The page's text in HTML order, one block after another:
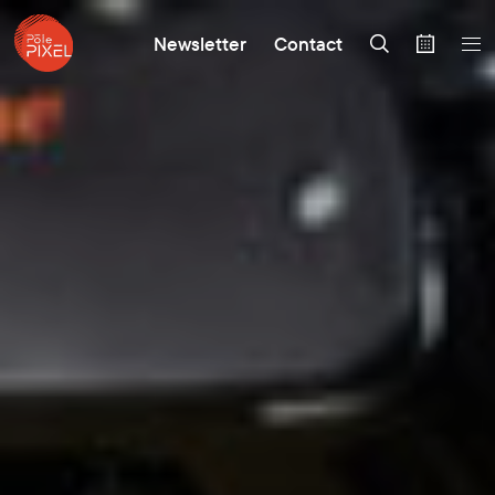
Newsletter Contact